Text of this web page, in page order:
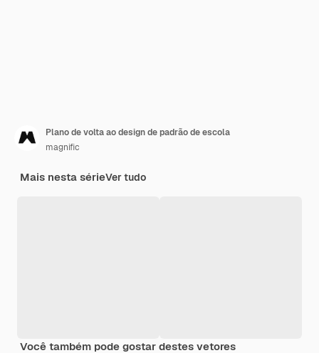
Plano de volta ao design de padrão de escola
magnific
Mais nesta sérieVer tudo
Você também pode gostar destes vetores